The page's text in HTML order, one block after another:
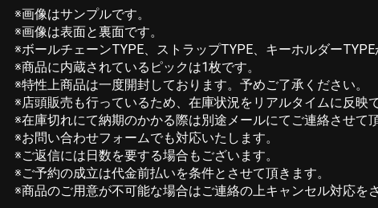
※画像はサンプルです。
※画像は表面と裏面です。
※ボールチェーンTYPE、ストラップTYPE、キーホルダーTYPE
※商品に内蔵されているピックは1枚です。
※特性上商品は一度開封しております。予めご了承ください。
※店頭販売も行っているため、在庫状況をリアルタイムに反映
※在庫切れにて納期のかかる際は別途メールにてご連絡させて
※お問い合わせフォームでも対応いたします。
※ご返信には日数を要する場合もございます。
※ご予約の成立は代金前払いを条件とさせて頂きます。
※商品のご用意が不可能な場合はご連絡の上キャンセル対応を